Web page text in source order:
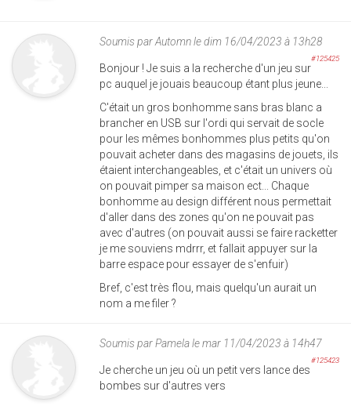
Soumis parAutomnle dim 16/04/2023 à 13h28
#125425
Bonjour ! Je suis a la recherche d'un jeu sur
pc auquel je jouais beaucoup étant plus jeune...
C'était un gros bonhomme sans bras blanc a
brancher en USB sur l'ordi qui servait de socle
pour les mêmes bonhommes plus petits qu'on
pouvait acheter dans des magasins de jouets, ils
étaient interchangeables, et c'était un univers où
on pouvait pimper sa maison ect... Chaque
bonhomme au design différent nous permettait
d'aller dans des zones qu'on ne pouvait pas
avec d'autres (on pouvait aussi se faire racketter
je me souviens mdrrr, et fallait appuyer sur la
barre espace pour essayer de s'enfuir)
Bref, c'est très flou, mais quelqu'un aurait un
nom a me filer ?
Soumis parPamelale mar 11/04/2023 à 14h47
#125423
Je cherche un jeu où un petit vers lance des
bombes sur d'autres vers